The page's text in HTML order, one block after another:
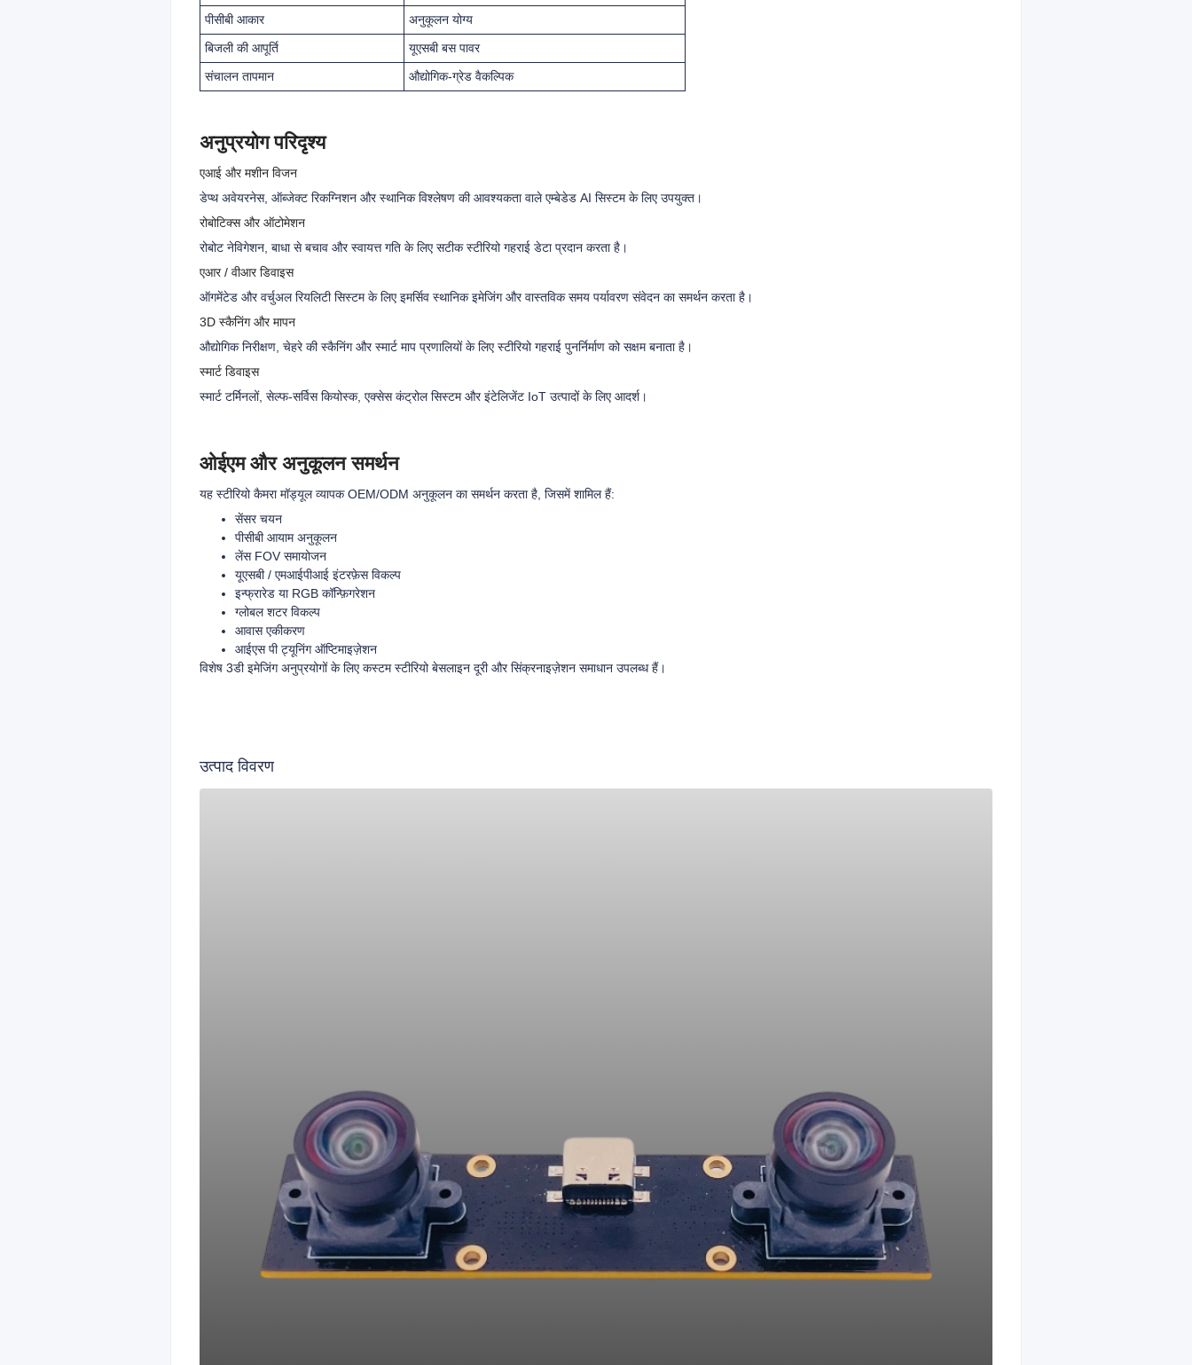
पीसीबी आकार
अनुकूलन योग्य
बिजली की आपूर्ति
यूएसबी बस पावर
संचालन तापमान
औद्योगिक-ग्रेड वैकल्पिक
अनुप्रयोग परिदृश्य
एआई और मशीन विजन
डेप्थ अवेयरनेस, ऑब्जेक्ट रिकग्निशन और स्थानिक विश्लेषण की आवश्यकता वाले एम्बेडेड AI सिस्टम के लिए उपयुक्त।
रोबोटिक्स और ऑटोमेशन
रोबोट नेविगेशन, बाधा से बचाव और स्वायत्त गति के लिए सटीक स्टीरियो गहराई डेटा प्रदान करता है।
एआर / वीआर डिवाइस
ऑगमेंटेड और वर्चुअल रियलिटी सिस्टम के लिए इमर्सिव स्थानिक इमेजिंग और वास्तविक समय पर्यावरण संवेदन का समर्थन करता है।
3D स्कैनिंग और मापन
औद्योगिक निरीक्षण, चेहरे की स्कैनिंग और स्मार्ट माप प्रणालियों के लिए स्टीरियो गहराई पुनर्निर्माण को सक्षम बनाता है।
स्मार्ट डिवाइस
स्मार्ट टर्मिनलों, सेल्फ-सर्विस कियोस्क, एक्सेस कंट्रोल सिस्टम और इंटेलिजेंट IoT उत्पादों के लिए आदर्श।
ओईएम और अनुकूलन समर्थन
यह स्टीरियो कैमरा मॉड्यूल व्यापक OEM/ODM अनुकूलन का समर्थन करता है, जिसमें शामिल हैं:
सेंसर चयन
पीसीबी आयाम अनुकूलन
लेंस FOV समायोजन
यूएसबी / एमआईपीआई इंटरफ़ेस विकल्प
इन्फ्रारेड या RGB कॉन्फ़िगरेशन
ग्लोबल शटर विकल्प
आवास एकीकरण
आईएस पी ट्यूनिंग ऑप्टिमाइज़ेशन
विशेष 3डी इमेजिंग अनुप्रयोगों के लिए कस्टम स्टीरियो बेसलाइन दूरी और सिंक्रनाइज़ेशन समाधान उपलब्ध हैं।
उत्पाद विवरण